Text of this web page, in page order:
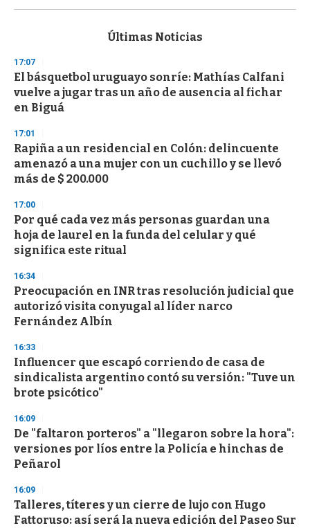
s
d
s
o
f
3
s
e
c
o
n
Últimas Noticias
17:07
El básquetbol uruguayo sonríe: Mathías Calfani
vuelve a jugar tras un año de ausencia al fichar
en Biguá
17:01
Rapiña a un residencial en Colón: delincuente
amenazó a una mujer con un cuchillo y se llevó
más de $ 200.000
17:00
Por qué cada vez más personas guardan una
hoja de laurel en la funda del celular y qué
significa este ritual
16:34
Preocupación en INR tras resolución judicial que
autorizó visita conyugal al líder narco
Fernández Albín
16:33
Influencer que escapó corriendo de casa de
sindicalista argentino contó su versión: "Tuve un
brote psicótico"
16:09
De "faltaron porteros" a "llegaron sobre la hora":
versiones por líos entre la Policía e hinchas de
Peñarol
16:09
Talleres, títeres y un cierre de lujo con Hugo
Fattoruso: así será la nueva edición del Paseo Sur